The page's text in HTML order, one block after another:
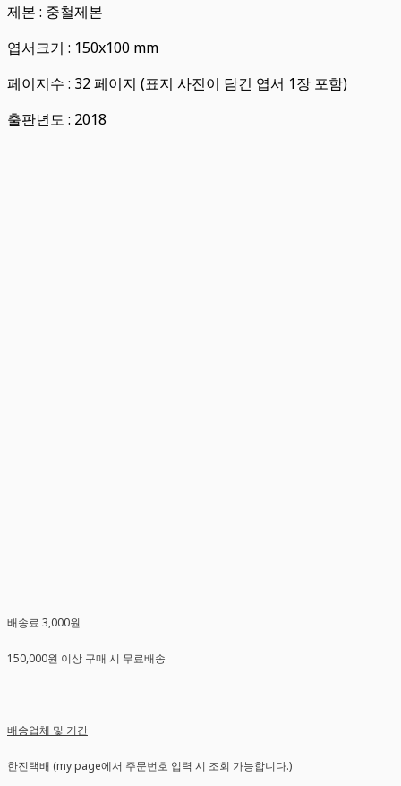
제본 : 중철제본
엽서크기 : 150x100 mm
페이지수 : 32 페이지 (표지 사진이 담긴 엽서 1장 포함)
출판년도 : 2018
배송료 3,000원
150,000원 이상 구매 시 무료배송
배송업체 및 기간
한진택배 (my page에서 주문번호 입력 시 조회 가능합니다.)